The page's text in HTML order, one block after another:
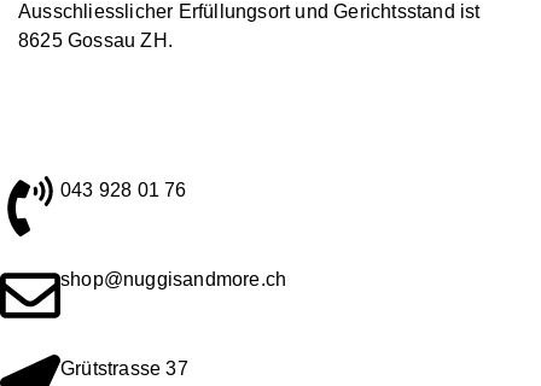
Ausschliesslicher Erfüllungsort und Gerichtsstand ist
8625 Gossau ZH.
043 928 01 76
shop@nuggisandmore.ch
Grütstrasse 37